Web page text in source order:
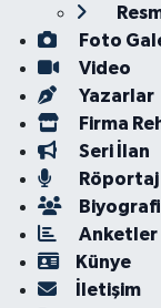
Foto
Video
Yazarlar
Firma
Seri İlan
Röportaj
Biyografi
Anketler
Künye
İletişim